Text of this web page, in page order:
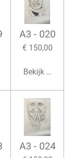
A3 - 020
€ 150,00
Bekijk details
A3 - 024